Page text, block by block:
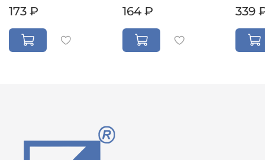
173 ₽ 164 ₽ 339